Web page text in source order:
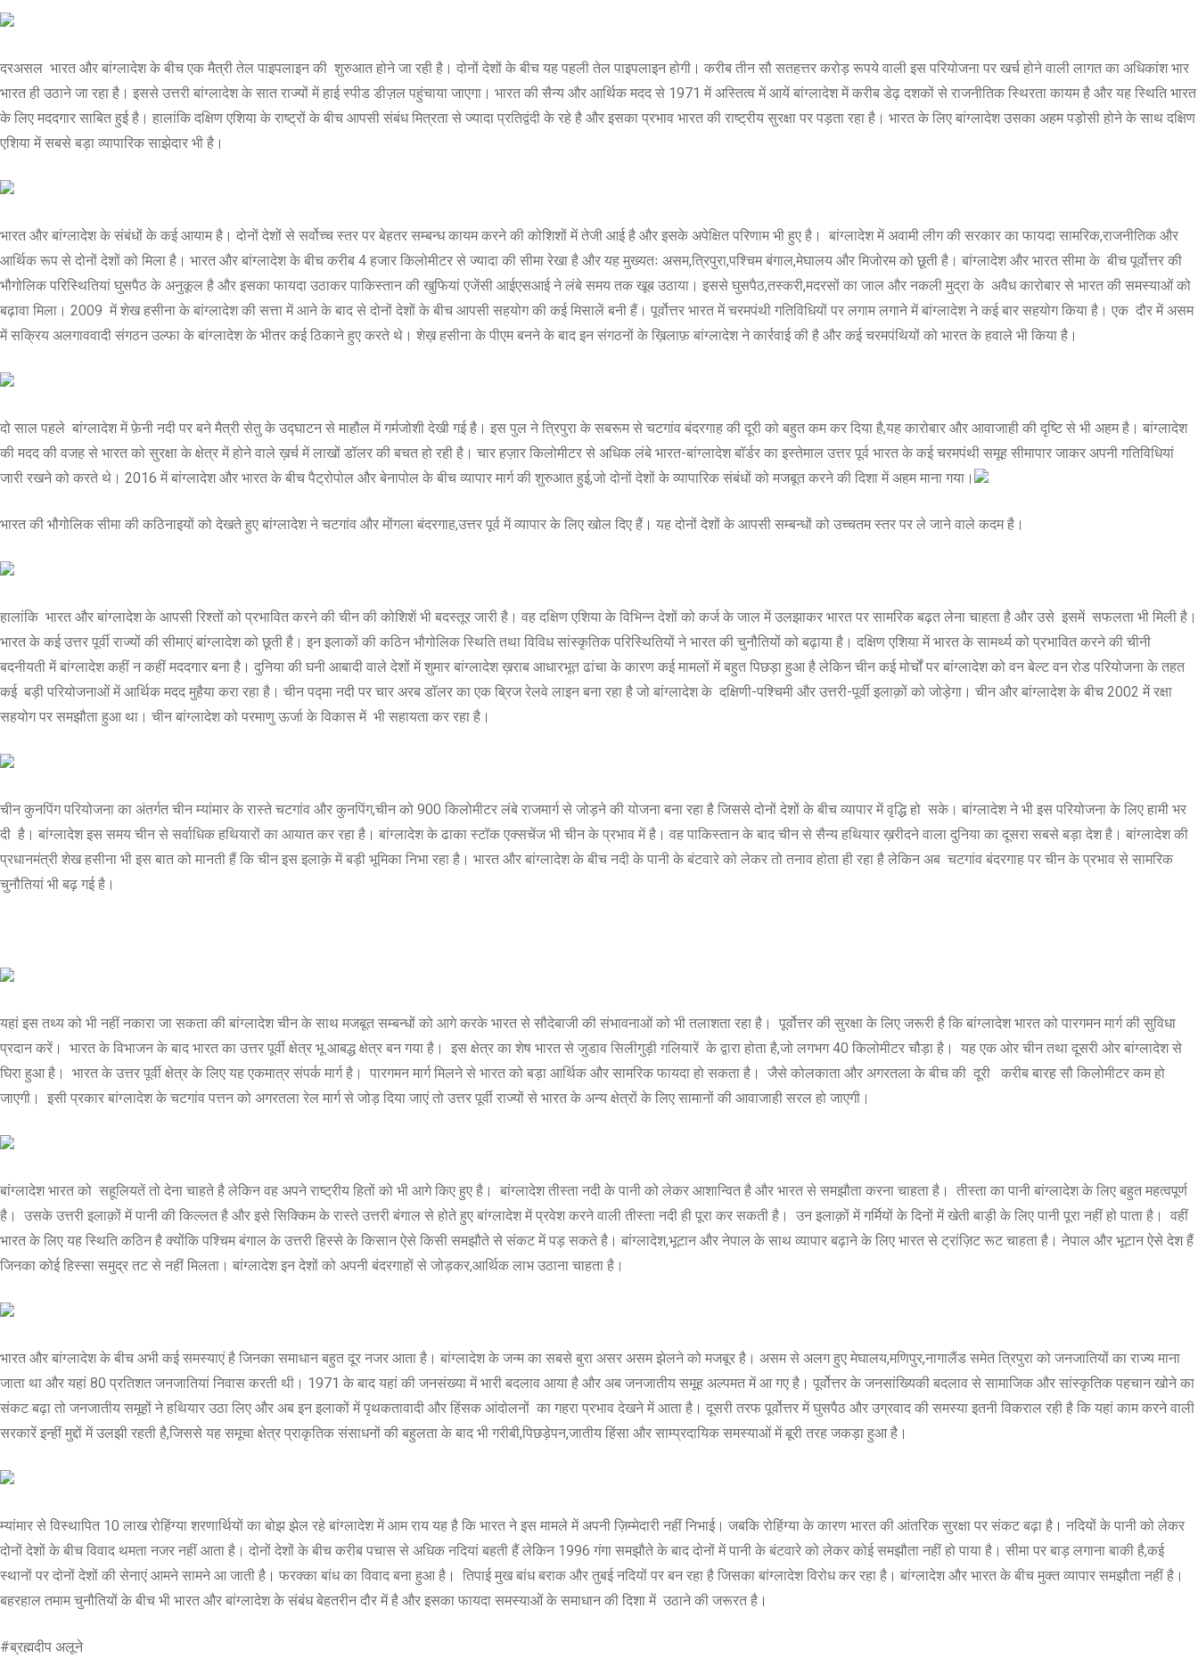
दरअसल भारत और बांग्लादेश के बीच एक मैत्री तेल पाइपलाइन की शुरुआत होने जा रही है। दोनों देशों के बीच यह पहली तेल पाइपलाइन होगी। करीब तीन सौ सतहत्तर करोड़ रूपये वाली इस परियोजना पर खर्च होने वाली लागत का अधिकांश भार
भारत ही उठाने जा रहा है। इससे उत्तरी बांग्लादेश के सात राज्यों में हाई स्पीड डीज़ल पहुंचाया जाएगा। भारत की सैन्य और आर्थिक मदद से 1971 में अस्तित्व में आयें बांग्लादेश में करीब डेढ़ दशकों से राजनीतिक स्थिरता कायम है और यह स्थिति भारत
के लिए मददगार साबित हुई है। हालांकि दक्षिण एशिया के राष्ट्रों के बीच आपसी संबंध मित्रता से ज्यादा प्रतिद्वंदी के रहे है और इसका प्रभाव भारत की राष्ट्रीय सुरक्षा पर पड़ता रहा है। भारत के लिए बांग्लादेश उसका अहम पड़ोसी होने के साथ दक्षिण
एशिया में सबसे बड़ा व्यापारिक साझेदार भी है।
भारत और बांग्लादेश के संबंधों के कई आयाम है। दोनों देशों से सर्वोच्च स्तर पर बेहतर सम्बन्ध कायम करने की कोशिशों में तेजी आई है और इसके अपेक्षित परिणाम भी हुए है। बांग्लादेश में अवामी लीग की सरकार का फायदा सामरिक,राजनीतिक और
आर्थिक रूप से दोनों देशों को मिला है। भारत और बांग्लादेश के बीच करीब 4 हजार किलोमीटर से ज्यादा की सीमा रेखा है और यह मुख्यतः असम,त्रिपुरा,पश्चिम बंगाल,मेघालय और मिजोरम को छूती है। बांग्लादेश और भारत सीमा के बीच पूर्वोत्तर की
भौगोलिक परिस्थितियां घुसपैठ के अनुकूल है और इसका फायदा उठाकर पाकिस्तान की खुफियां एजेंसी आईएसआई ने लंबे समय तक खूब उठाया। इससे घुसपैठ,तस्करी,मदरसों का जाल और नकली मुद्रा के अवैध कारोबार से भारत की समस्याओं को
बढ़ावा मिला। 2009 में शेख हसीना के बांग्लादेश की सत्ता में आने के बाद से दोनों देशों के बीच आपसी सहयोग की कई मिसालें बनी हैं। पूर्वोत्तर भारत में चरमपंथी गतिविधियों पर लगाम लगाने में बांग्लादेश ने कई बार सहयोग किया है। एक दौर में असम
में सक्रिय अलगाववादी संगठन उल्फा के बांग्लादेश के भीतर कई ठिकाने हुए करते थे। शेख़ हसीना के पीएम बनने के बाद इन संगठनों के ख़िलाफ़ बांग्लादेश ने कार्रवाई की है और कई चरमपंथियों को भारत के हवाले भी किया है।
दो साल पहले बांग्लादेश में फ़ेनी नदी पर बने मैत्री सेतु के उद्घाटन से माहौल में गर्मजोशी देखी गई है। इस पुल ने त्रिपुरा के सबरूम से चटगांव बंदरगाह की दूरी को बहुत कम कर दिया है,यह कारोबार और आवाजाही की दृष्टि से भी अहम है। बांग्लादेश
की मदद की वजह से भारत को सुरक्षा के क्षेत्र में होने वाले ख़र्च में लाखों डॉलर की बचत हो रही है। चार हज़ार किलोमीटर से अधिक लंबे भारत-बांग्लादेश बॉर्डर का इस्तेमाल उत्तर पूर्व भारत के कई चरमपंथी समूह सीमापार जाकर अपनी गतिविधियां
जारी रखने को करते थे। 2016 में बांग्लादेश और भारत के बीच पैट्रोपोल और बेनापोल के बीच व्यापार मार्ग की शुरुआत हुई,जो दोनों देशों के व्यापारिक संबंधों को मजबूत करने की दिशा में अहम माना गया।
भारत की भौगोलिक सीमा की कठिनाइयों को देखते हुए बांग्लादेश ने चटगांव और मोंगला बंदरगाह,उत्तर पूर्व में व्यापार के लिए खोल दिए हैं। यह दोनों देशों के आपसी सम्बन्धों को उच्चतम स्तर पर ले जाने वाले कदम है।
हालांकि भारत और बांग्लादेश के आपसी रिश्तों को प्रभावित करने की चीन की कोशिशें भी बदस्तूर जारी है। वह दक्षिण एशिया के विभिन्न देशों को कर्ज के जाल में उलझाकर भारत पर सामरिक बढ़त लेना चाहता है और उसे इसमें सफलता भी मिली है।
भारत के कई उत्तर पूर्वी राज्यों की सीमाएं बांग्लादेश को छूती है। इन इलाकों की कठिन भौगोलिक स्थिति तथा विविध सांस्कृतिक परिस्थितियों ने भारत की चुनौतियों को बढ़ाया है। दक्षिण एशिया में भारत के सामर्थ्य को प्रभावित करने की चीनी
बदनीयती में बांग्लादेश कहीं न कहीं मददगार बना है। दुनिया की घनी आबादी वाले देशों में शुमार बांग्लादेश ख़राब आधारभूत ढांचा के कारण कई मामलों में बहुत पिछड़ा हुआ है लेकिन चीन कई मोर्चों पर बांग्लादेश को वन बेल्ट वन रोड परियोजना के तहत
कई बड़ी परियोजनाओं में आर्थिक मदद मुहैया करा रहा है। चीन पद्मा नदी पर चार अरब डॉलर का एक ब्रिज रेलवे लाइन बना रहा है जो बांग्लादेश के दक्षिणी-पश्चिमी और उत्तरी-पूर्वी इलाक़ों को जोड़ेगा। चीन और बांग्लादेश के बीच 2002 में रक्षा
सहयोग पर समझौता हुआ था। चीन बांग्लादेश को परमाणु ऊर्जा के विकास में भी सहायता कर रहा है।
चीन कुनपिंग परियोजना का अंतर्गत चीन म्यांमार के रास्ते चटगांव और कुनपिंग,चीन को 900 किलोमीटर लंबे राजमार्ग से जोड़ने की योजना बना रहा है जिससे दोनों देशों के बीच व्यापार में वृद्धि हो सके। बांग्लादेश ने भी इस परियोजना के लिए हामी भर
दी है। बांग्लादेश इस समय चीन से सर्वाधिक हथियारों का आयात कर रहा है। बांग्लादेश के ढाका स्टॉक एक्सचेंज भी चीन के प्रभाव में है। वह पाकिस्तान के बाद चीन से सैन्य हथियार ख़रीदने वाला दुनिया का दूसरा सबसे बड़ा देश है। बांग्लादेश की
प्रधानमंत्री शेख हसीना भी इस बात को मानती हैं कि चीन इस इलाक़े में बड़ी भूमिका निभा रहा है। भारत और बांग्लादेश के बीच नदी के पानी के बंटवारे को लेकर तो तनाव होता ही रहा है लेकिन अब चटगांव बंदरगाह पर चीन के प्रभाव से सामरिक
चुनौतियां भी बढ़ गई है।
यहां इस तथ्य को भी नहीं नकारा जा सकता की बांग्लादेश चीन के साथ मजबूत सम्बन्धों को आगे करके भारत से सौदेबाजी की संभावनाओं को भी तलाशता रहा है। पूर्वोत्तर की सुरक्षा के लिए जरूरी है कि बांग्लादेश भारत को पारगमन मार्ग की सुविधा
प्रदान करें। भारत के विभाजन के बाद भारत का उत्तर पूर्वी क्षेत्र भू आबद्ध क्षेत्र बन गया है। इस क्षेत्र का शेष भारत से जुडाव सिलीगुड़ी गलियारें के द्वारा होता है,जो लगभग 40 किलोमीटर चौड़ा है। यह एक ओर चीन तथा दूसरी ओर बांग्लादेश से
घिरा हुआ है। भारत के उत्तर पूर्वी क्षेत्र के लिए यह एकमात्र संपर्क मार्ग है। पारगमन मार्ग मिलने से भारत को बड़ा आर्थिक और सामरिक फायदा हो सकता है। जैसे कोलकाता और अगरतला के बीच की दूरी करीब बारह सौ किलोमीटर कम हो
जाएगी। इसी प्रकार बांग्लादेश के चटगांव पत्तन को अगरतला रेल मार्ग से जोड़ दिया जाएं तो उत्तर पूर्वी राज्यों से भारत के अन्य क्षेत्रों के लिए सामानों की आवाजाही सरल हो जाएगी।
बांग्लादेश भारत को सहूलियतें तो देना चाहते है लेकिन वह अपने राष्ट्रीय हितों को भी आगे किए हुए है। बांग्लादेश तीस्ता नदी के पानी को लेकर आशान्वित है और भारत से समझौता करना चाहता है। तीस्ता का पानी बांग्लादेश के लिए बहुत महत्वपूर्ण
है। उसके उत्तरी इलाक़ों में पानी की किल्लत है और इसे सिक्किम के रास्ते उत्तरी बंगाल से होते हुए बांग्लादेश में प्रवेश करने वाली तीस्ता नदी ही पूरा कर सकती है। उन इलाक़ों में गर्मियों के दिनों में खेती बाड़ी के लिए पानी पूरा नहीं हो पाता है। वहीं
भारत के लिए यह स्थिति कठिन है क्योंकि पश्चिम बंगाल के उत्तरी हिस्से के किसान ऐसे किसी समझौते से संकट में पड़ सकते है। बांग्लादेश,भूटान और नेपाल के साथ व्यापार बढ़ाने के लिए भारत से ट्रांज़िट रूट चाहता है। नेपाल और भूटान ऐसे देश हैं
जिनका कोई हिस्सा समुद्र तट से नहीं मिलता। बांग्लादेश इन देशों को अपनी बंदरगाहों से जोड़कर,आर्थिक लाभ उठाना चाहता है।
भारत और बांग्लादेश के बीच अभी कई समस्याएं है जिनका समाधान बहुत दूर नजर आता है। बांग्लादेश के जन्म का सबसे बुरा असर असम झेलने को मजबूर है। असम से अलग हुए मेघालय,मणिपुर,नागालैंड समेत त्रिपुरा को जनजातियों का राज्य माना
जाता था और यहां 80 प्रतिशत जनजातियां निवास करती थी। 1971 के बाद यहां की जनसंख्या में भारी बदलाव आया है और अब जनजातीय समूह अल्पमत में आ गए है। पूर्वोत्तर के जनसांख्यिकी बदलाव से सामाजिक और सांस्कृतिक पहचान खोने का
संकट बढ़ा तो जनजातीय समूहों ने हथियार उठा लिए और अब इन इलाकों में पृथकतावादी और हिंसक आंदोलनों का गहरा प्रभाव देखने में आता है। दूसरी तरफ पूर्वोत्तर में घुसपैठ और उग्रवाद की समस्या इतनी विकराल रही है कि यहां काम करने वाली
सरकारें इन्हीं मुद्दों में उलझी रहती है,जिससे यह समूचा क्षेत्र प्राकृतिक संसाधनों की बहुलता के बाद भी गरीबी,पिछड़ेपन,जातीय हिंसा और साम्प्रदायिक समस्याओं में बूरी तरह जकड़ा हुआ है।
म्यांमार से विस्थापित 10 लाख रोहिंग्या शरणार्थियों का बोझ झेल रहे बांग्लादेश में आम राय यह है कि भारत ने इस मामले में अपनी ज़िम्मेदारी नहीं निभाई। जबकि रोहिंग्या के कारण भारत की आंतरिक सुरक्षा पर संकट बढ़ा है। नदियों के पानी को लेकर
दोनों देशों के बीच विवाद थमता नजर नहीं आता है। दोनों देशों के बीच करीब पचास से अधिक नदियां बहती हैं लेकिन 1996 गंगा समझौते के बाद दोनों में पानी के बंटवारे को लेकर कोई समझौता नहीं हो पाया है। सीमा पर बाड़ लगाना बाकी है,कई
स्थानों पर दोनों देशों की सेनाएं आमने सामने आ जाती है। फरक्का बांध का विवाद बना हुआ है। तिपाई मुख बांध बराक और तुबई नदियों पर बन रहा है जिसका बांग्लादेश विरोध कर रहा है। बांग्लादेश और भारत के बीच मुक्त व्यापार समझौता नहीं है।
बहरहाल तमाम चुनौतियों के बीच भी भारत और बांग्लादेश के संबंध बेहतरीन दौर में है और इसका फायदा समस्याओं के समाधान की दिशा में उठाने की जरूरत है।
#ब्रह्मदीप अलूने